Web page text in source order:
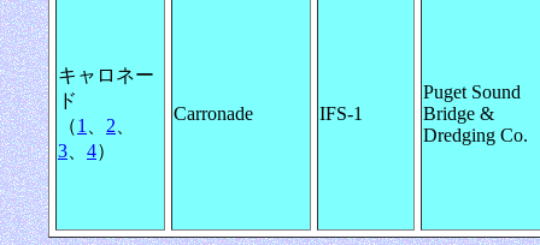
キャロネー
ド
（1 2
3
4）
Carronade IFS-1
Puget Sound
Bridge &
Dredging Co.